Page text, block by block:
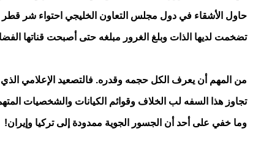
حاول الأشقاء في دول مجلس التعاون الخليجي احتواء شر
تضخمت لديها الذات وبلغ الغرور مبلغه حتى أصبحت قناتها
من المهم أن يعرف الكل حجمه وقدره. فالتصعيد الإعلامي الذي
تجاوز هذا السفه لب الخلاف وقوائم الكيانات والشخصيات
وما خفي على أحد أن الجسور الجوية ممدودة إلى تركيا